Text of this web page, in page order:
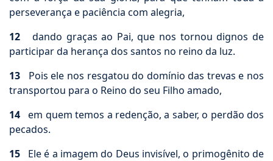
perseverança e paciência com alegria,
12 dando graças ao Pai, que nos tornou dignos de
participar da herança dos santos no reino da luz.
13 Pois ele nos resgatou do domínio das trevas e nos
transportou para o Reino do seu Filho amado,
14 em quem temos a redenção, a saber, o perdão dos
pecados.
15 Ele é a imagem do Deus invisível, o primogênito de